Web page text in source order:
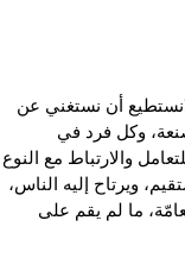
أن نستغني عن
وكل فرد في
والارتباط مع النوع
ويرتاح إليه الناس،
ما لم يقم على